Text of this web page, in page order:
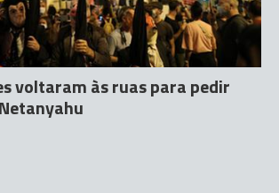
voltaram às ruas para pedir